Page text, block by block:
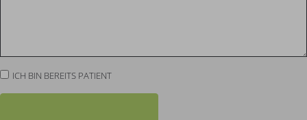
ICH BIN BEREITS PATIENT